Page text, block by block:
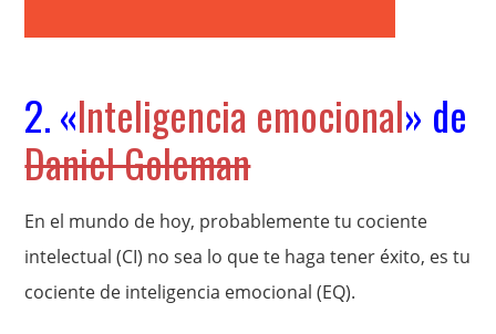
2. «Inteligencia emocional» de
Daniel Goleman
En el mundo de hoy, probablemente tu cociente
intelectual (CI) no sea lo que te haga tener éxito, es tu
cociente de inteligencia emocional (EQ).